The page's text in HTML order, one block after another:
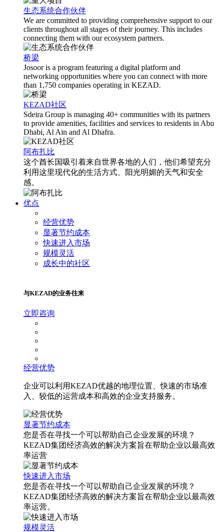
生态系统合作伙伴
We are committed to providing comprehensive support to our
clients throughout all stages of their journey. This includes
connecting them with our ecosystem partners.
桥梁
Josoor is a program featuring a digital platform and
networking opportunities where you can connect with more
than 1,750 companies operating in KEZAD.
KEZAD社区
Sdeira Group is managing 40+ communities with its partners
to provide amenities, facilities and services to residents in Abu
Dhabi, Al Ain and Al Dhafra.
阿布扎比
这个酋长国吸引着来自世界各地的人们，他们希望充分
利用这里现代化的生活方式、阳光明媚的天气和安全
感。
优点
经营优势
显著节约成本
快速进入市场
规模灵活
成长中的社区
与KEZAD的业务往来
立即咨询
经营优势
企业可以利用KEZAD优越的地理位置、快速的市场准
入、较低的运营成本和高效的企业支持服务。
显著节约成本
您是否在寻找一个可以帮助自己企业发展的环境？
KEZAD集团经济高效的解决方案旨在帮助企业以最高效
率运营
快速进入市场
您是否在寻找一个可以帮助自己企业发展的环境？
KEZAD集团经济高效的解决方案旨在帮助企业以最高效
率运营。
规模灵活